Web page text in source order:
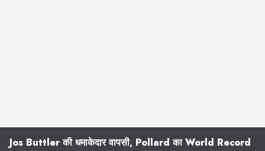
Jos Buttler की धमाकेदार वापसी, Pollard का World Record